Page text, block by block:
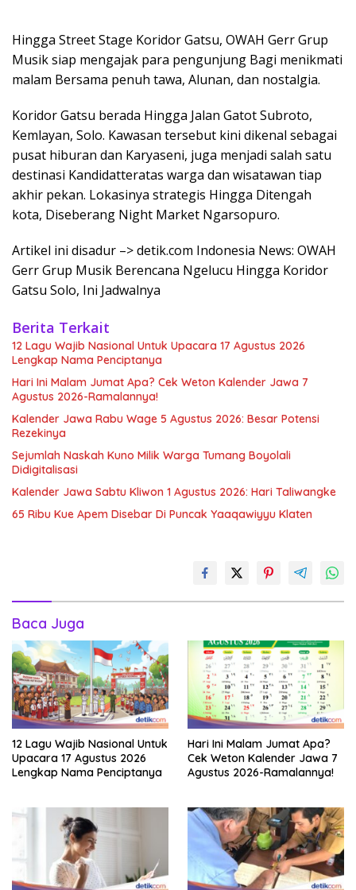
Hingga Street Stage Koridor Gatsu, OWAH Gerr Grup
Musik siap mengajak para pengunjung Bagi menikmati
malam Bersama penuh tawa, Alunan, dan nostalgia.
Koridor Gatsu berada Hingga Jalan Gatot Subroto,
Kemlayan, Solo. Kawasan tersebut kini dikenal sebagai
pusat hiburan dan Karyaseni, juga menjadi salah satu
destinasi Kandidatteratas warga dan wisatawan tiap
akhir pekan. Lokasinya strategis Hingga Ditengah
kota, Diseberang Night Market Ngarsopuro.
Artikel ini disadur –> detik.com Indonesia News: OWAH
Gerr Grup Musik Berencana Ngelucu Hingga Koridor
Gatsu Solo, Ini Jadwalnya
Berita Terkait
12 Lagu Wajib Nasional Untuk Upacara 17 Agustus 2026
Lengkap Nama Penciptanya
Hari Ini Malam Jumat Apa? Cek Weton Kalender Jawa 7
Agustus 2026-Ramalannya!
Kalender Jawa Rabu Wage 5 Agustus 2026: Besar Potensi
Rezekinya
Sejumlah Naskah Kuno Milik Warga Tumang Boyolali
Didigitalisasi
Kalender Jawa Sabtu Kliwon 1 Agustus 2026: Hari Taliwangke
65 Ribu Kue Apem Disebar Di Puncak Yaaqawiyyu Klaten
Baca Juga
12 Lagu Wajib Nasional Untuk
Upacara 17 Agustus 2026
Lengkap Nama Penciptanya
Hari Ini Malam Jumat Apa?
Cek Weton Kalender Jawa 7
Agustus 2026-Ramalannya!